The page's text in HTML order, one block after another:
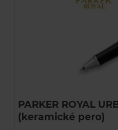
PARKER ROYAL
(keramické pero)